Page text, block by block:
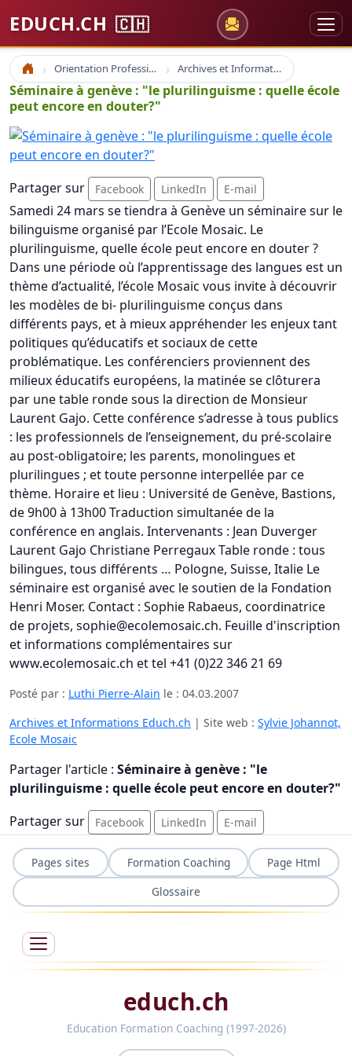
EDUCH.CH 🇨🇭
Accueil Orientation Professionnelle Archives et Informations Educh.ch
Séminaire à genève : "le plurilinguisme : quelle école
peut encore en douter?"
Partager sur Facebook LinkedIn E-mail
Samedi 24 mars se tiendra à Genève un séminaire sur le
bilinguisme organisé par l’Ecole Mosaic. Le
plurilinguisme, quelle école peut encore en douter ?
Dans une période où l’apprentissage des langues est un
thème d’actualité, l’école Mosaic vous invite à découvrir
les modèles de bi- plurilinguisme conçus dans
différents pays, et à mieux appréhender les enjeux tant
politiques qu’éducatifs et sociaux de cette
problématique. Les conférenciers proviennent des
milieux éducatifs européens, la matinée se clôturera
par une table ronde sous la direction de Monsieur
Laurent Gajo. Cette conférence s’adresse à tous publics
: les professionnels de l’enseignement, du pré-scolaire
au post-obligatoire; les parents, monolingues et
plurilingues ; et toute personne interpellée par ce
thème. Horaire et lieu : Université de Genève, Bastions,
de 9h00 à 13h00 Traduction simultanée de la
conférence en anglais. Intervenants : Jean Duverger
Laurent Gajo Christiane Perregaux Table ronde : tous
bilingues, tous différents … Pologne, Suisse, Italie Le
séminaire est organisé avec le soutien de la Fondation
Henri Moser. Contact : Sophie Rabaeus, coordinatrice
de projets, sophie@ecolemosaic.ch. Feuille d'inscription
et informations complémentaires sur
www.ecolemosaic.ch et tel +41 (0)22 346 21 69
Posté par : Luthi Pierre-Alain le : 04.03.2007
Archives et Informations Educh.ch | Site web : Sylvie Johannot,
Ecole Mosaic
Partager l'article : Séminaire à genève : "le
plurilinguisme : quelle école peut encore en douter?"
Partager sur
Facebook LinkedIn E-mail
Pages sites Formation Coaching
Page Html
Glossaire
educh.ch
Education Formation Coaching (1997-2026)